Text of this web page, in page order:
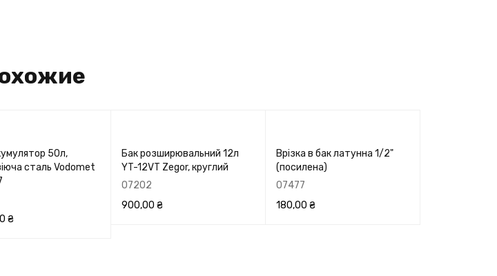
50л,
сталь Vodomet
₴
Бак розширювальний 12л
YT-12VT Zegor, круглий
07202
900,00 ₴
Врізка в бак латунна 1/2"
(посилена)
07477
180,00 ₴